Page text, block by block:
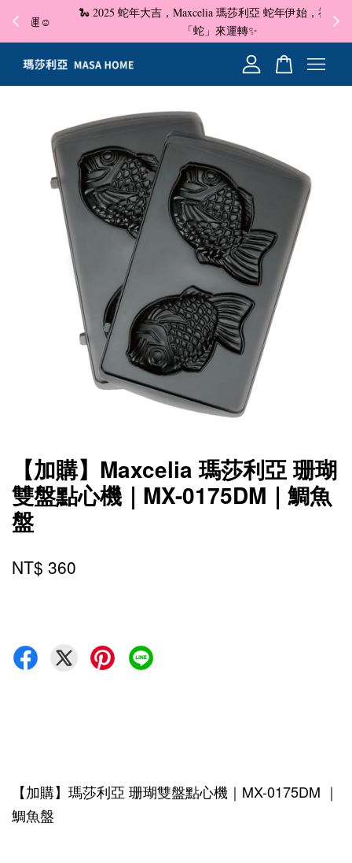
🐍 2025 蛇年大吉，Maxcelia 瑪莎利亞 蛇年伊始，祝福大家
「蛇」來運轉✨
✦
【加購】Maxcelia 瑪莎利亞 珊瑚
雙盤點心機｜MX-0175DM｜鯛魚
盤
NT$ 360
【加購】瑪莎利亞 珊瑚雙盤點心機｜MX-0175DM ｜
鯛魚盤
您的購物車目前還是空的。